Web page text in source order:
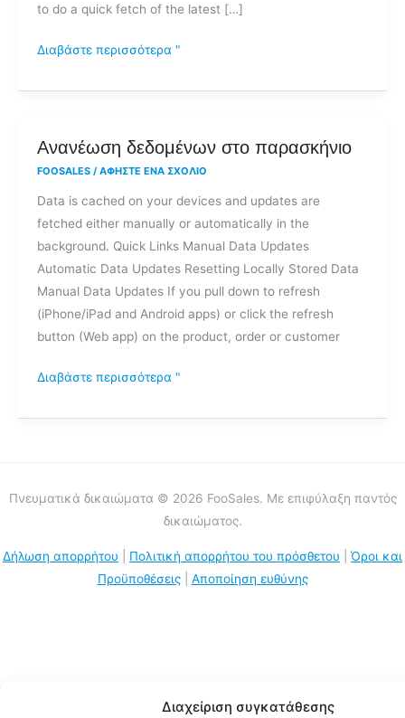
Διαχείριση συγκατάθεσης
to do a quick fetch of the latest […]
Διαβάστε περισσότερα "
Ανανέωση δεδομένων στο παρασκήνιο
FOOSALES / ΑΦΉΣΤΕ ΈΝΑ ΣΧΌΛΙΟ
Data is cached on your devices and updates are
fetched either manually or automatically in the
background. Quick Links Manual Data Updates
Automatic Data Updates Resetting Locally Stored Data
Manual Data Updates If you pull down to refresh
(iPhone/iPad and Android apps) or click the refresh
button (Web app) on the product, order or customer
Ανανέωση
δεδομένων
Διαβάστε περισσότερα "
Πνευματικά δικαιώματα © 2026 FooSales. Με επιφύλαξη παντός
δικαιώματος.
Δήλωση απορρήτου Πολιτική απορρήτου του πρόσθετου
Όροι και
Προϋποθέσεις| Αποποίηση ευθύνης